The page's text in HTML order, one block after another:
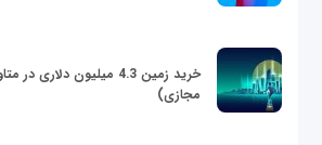
خرید زمین 4.3 میلیون
مجازی)